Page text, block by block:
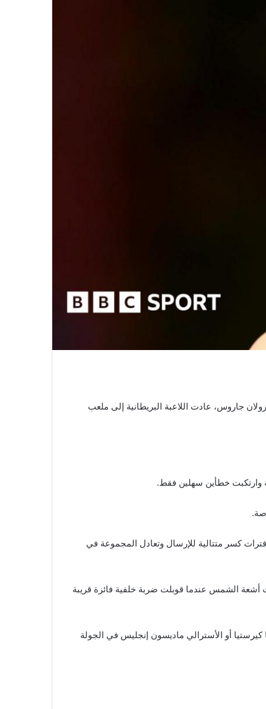
لكن بعد 16 يوما من خروجها من الدور الأول في رولان جاروس، عادت اللاعبة البريطانية إلى ملعب
كسر متتالية للإرسال وتعادل المجموعة في
الشمس عندما قوبلت ضربة خلفية فائزة قريبة
أو الأسترالي ماديسون إنجليس في الجولة